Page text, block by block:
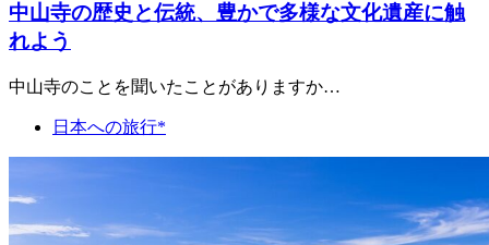
中山寺の歴史と伝統、豊かで多様な文化遺産に触
れよう
中山寺のことを聞いたことがありますか…
日本への旅行*